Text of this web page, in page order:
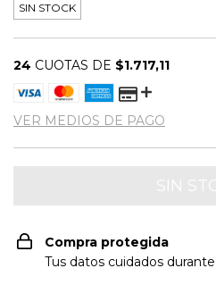
SIN STOCK
24 CUOTAS DE $1.717,11
VER MEDIOS DE PAGO
Compra protegida
Tus datos cuidados